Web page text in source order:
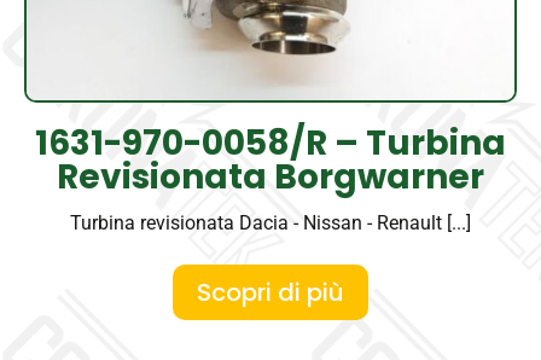
1631-970-0058/R – Turbina
Revisionata Borgwarner
Turbina revisionata Dacia - Nissan - Renault [...]
Scopri di più